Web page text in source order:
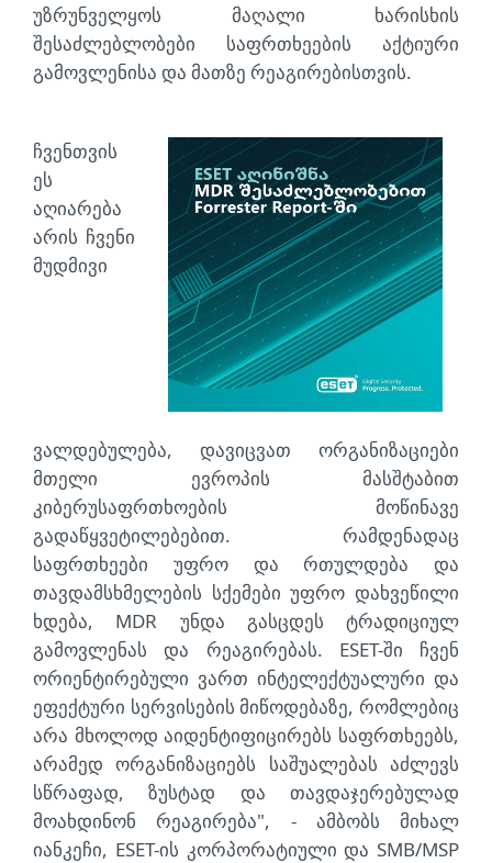
უზრუნველყოს მაღალი ხარისხის
შესაძლებლობები საფრთხეების აქტიური
გამოვლენისა და მათზე რეაგირებისთვის.
ჩვენთვის
ეს
აღიარება
არის ჩვენი
მუდმივი
ვალდებულება, დავიცვათ ორგანიზაციები
მთელი ევროპის მასშტაბით
კიბერუსაფრთხოების მოწინავე
გადაწყვეტილებებით. რამდენადაც
საფრთხეები უფრო და რთულდება და
თავდამსხმელების სქემები უფრო დახვეწილი
ხდება, MDR უნდა გასცდეს ტრადიციულ
გამოვლენას და რეაგირებას. ESET-ში ჩვენ
ორიენტირებული ვართ ინტელექტუალური და
ეფექტური სერვისების მიწოდებაზე, რომლებიც
არა მხოლოდ აიდენტიფიცირებს საფრთხეებს,
არამედ ორგანიზაციებს საშუალებას აძლევს
სწრაფად, ზუსტად და თავდაჯერებულად
მოახდინონ რეაგირება", - ამბობს მიხალ
იანკეჩი, ESET-ის კორპორატიული და SMB/MSP